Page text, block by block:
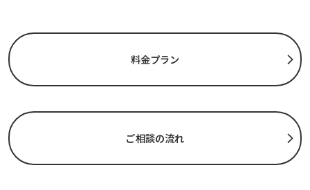
料金プラン
ご相談の流れ